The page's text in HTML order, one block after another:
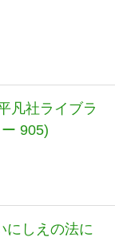
凡社ライブラ
905)
にしえの法に